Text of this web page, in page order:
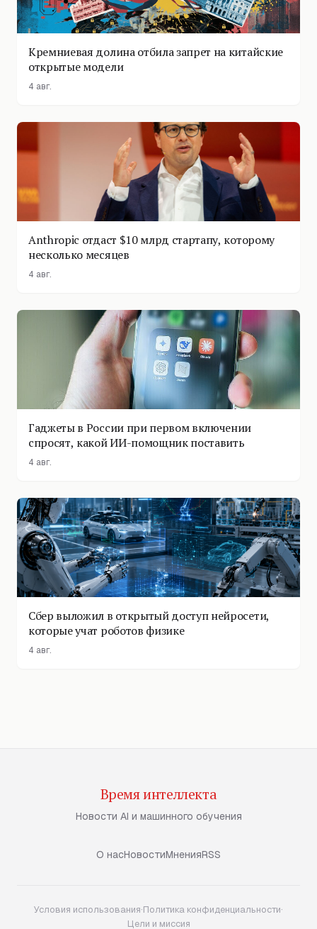
Кремниевая долина отбила запрет на китайские
открытые модели
4 авг.
Anthropic отдаст $10 млрд стартапу, которому
несколько месяцев
4 авг.
Гаджеты в России при первом включении
спросят, какой ИИ-помощник поставить
4 авг.
Сбер выложил в открытый доступ нейросети,
которые учат роботов физике
4 авг.
Время интеллекта
Новости AI и машинного обучения
О насНовостиМненияRSS
Условия использования·Политика конфиденциальности·
Цели и миссия